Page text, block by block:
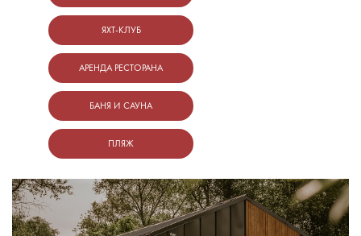
ЯХТ-КЛУБ
АРЕНДА РЕСТОРАНА
БАНЯ И САУНА
ПЛЯЖ